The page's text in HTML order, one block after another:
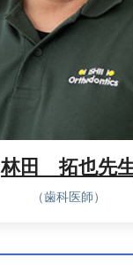
林田 拓也先
（歯科医師）